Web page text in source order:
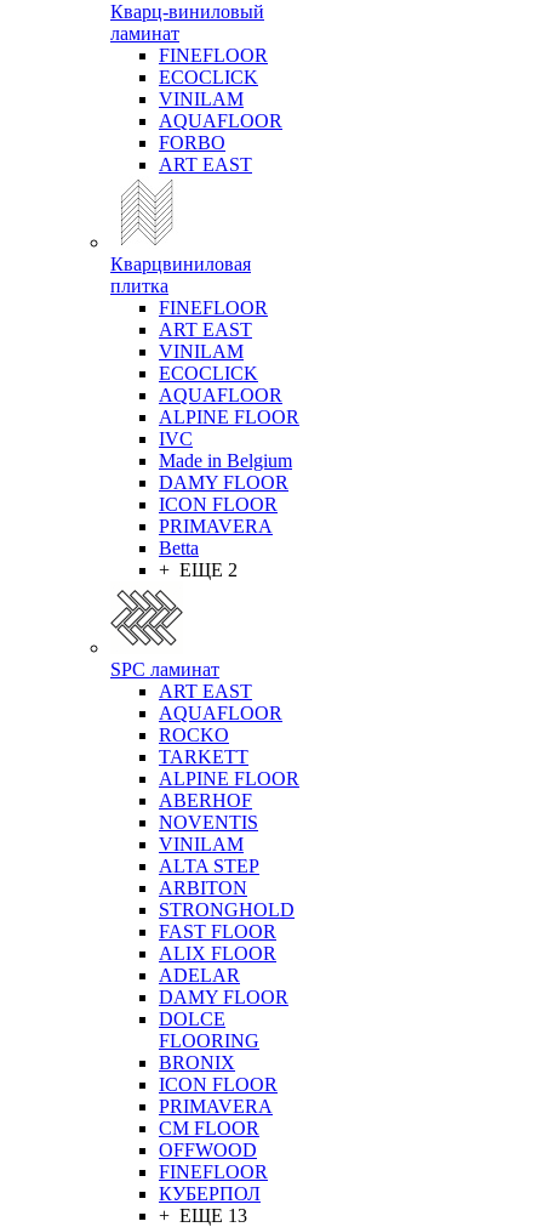
Кварц-виниловый
ламинат
FINEFLOOR
ECOCLICK
VINILAM
AQUAFLOOR
FORBO
ART EAST
Кварцвиниловая
плитка
FINEFLOOR
ART EAST
VINILAM
ECOCLICK
AQUAFLOOR
ALPINE FLOOR
IVC
Made in Belgium
DAMY FLOOR
ICON FLOOR
PRIMAVERA
Betta
+ ЕЩЕ 2
SPC ламинат
ART EAST
AQUAFLOOR
ROCKO
TARKETT
ALPINE FLOOR
ABERHOF
NOVENTIS
VINILAM
ALTA STEP
ARBITON
STRONGHOLD
FAST FLOOR
ALIX FLOOR
ADELAR
DAMY FLOOR
DOLCE
FLOORING
BRONIX
ICON FLOOR
PRIMAVERA
CM FLOOR
OFFWOOD
FINEFLOOR
КУБЕРПОЛ
+ ЕЩЕ 13